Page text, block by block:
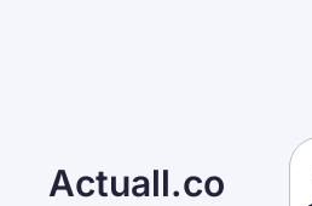
Actuall.co